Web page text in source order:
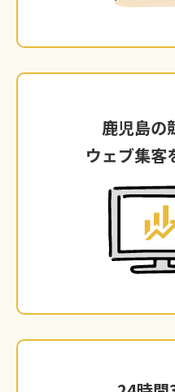
鹿児島の
ウェブ集客
ウェブ集客
あなたがウェブマー
ない間にも、鹿児
き、広告を出し、
す。その差は、日
24時間